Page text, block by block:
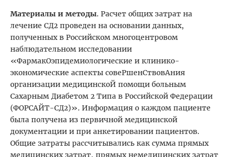
Материалы и методы. Расчет общих затрат на
лечение СД2 проведен на основании данных,
полученных в Российском многоцентровом
наблюдательном исследовании
«ФармакОэпидемиологические и клинико-
экономические аспекты совеРшенСтвовАния
организации медицинскоЙ помощи больным
Сахарным Диабетом 2 Типа в Российской Федерации
(ФОРСАЙТ-СД2)». Информация о каждом пациенте
была получена из первичной медицинской
документации и при анкетировании пациентов.
Общие затраты рассчитывались как сумма прямых
медицинских затрат, прямых немедицинских затрат